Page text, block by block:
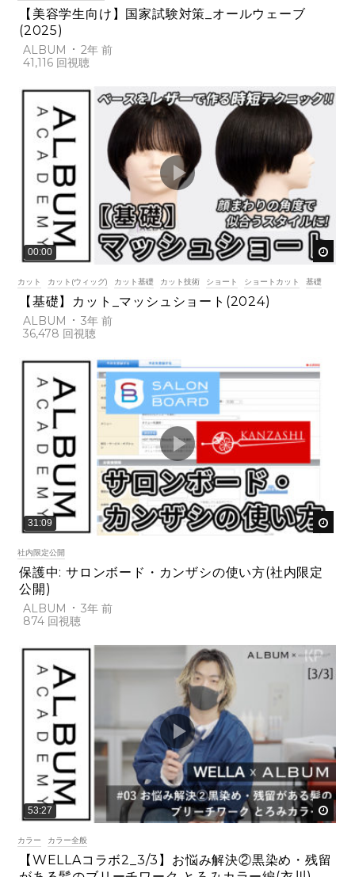
【美容学生向け】国家試験対策_オールウェーブ
(2025)
ALBUM
2年 前
41,116
00:00
カット カット(ウィッグ) カット基礎 カット技術 ショート ショートカット 基礎
【基礎】カット_マッシュショート(2024)
ALBUM
3年 前
36,478
31:09
社内限定公開
保護中: サロンボード・カンザシの使い方(社内限定
公開)
ALBUM
3年 前
874
53:27
カラー カラー全般
【WELLAコラボ2_3/3】お悩み解決②黒染め・残留